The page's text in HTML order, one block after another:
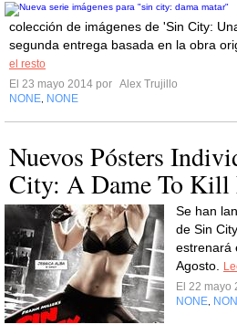
colección de imágenes de 'Sin City:
segunda entrega basada en la obra
el resto
El 23 mayo 2014 por Alex Trujillo
NONE NONE
Nuevos Pósters
City: A Dame To Kill
Se han
de Sin
estrenará
Agosto.
El 22 mayo
NONE